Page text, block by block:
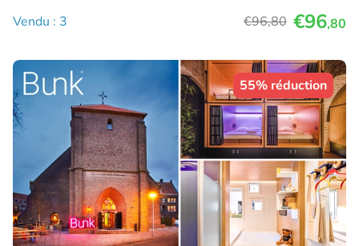
Vendu : 3
€96,80 €96,80
55% réduction